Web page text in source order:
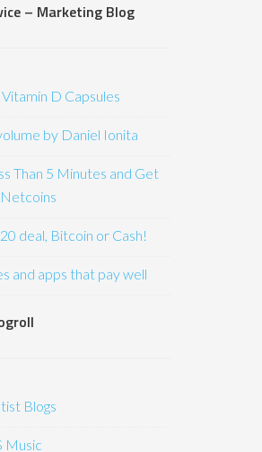
– Marketing Blog
D Capsules
by Daniel Ionita
Than 5 Minutes and Get
deal, Bitcoin or Cash!
and apps that pay well
Blogs
Music